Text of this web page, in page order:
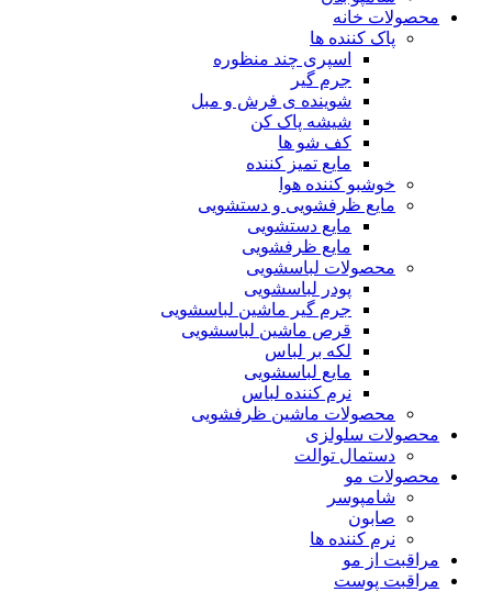
محصولات خانه
پاک کننده ها
اسپری چند منظوره
جرم گیر
شوینده ی فرش و مبل
شیشه پاک کن
کف شو ها
مایع تمیز کننده
خوشبو کننده هوا
مایع ظرفشویی و دستشویی
مایع دستشویی
مایع ظرفشویی
محصولات لباسشویی
پودر لباسشویی
جرم گیر ماشین لباسشویی
قرص ماشین لباسشویی
لکه بر لباس
مایع لباسشویی
نرم کننده لباس
محصولات ماشین ظرفشویی
محصولات سلولزی
دستمال توالت
محصولات مو
شامپوسر
صابون
نرم کننده ها
مراقبت از مو
مراقبت پوست